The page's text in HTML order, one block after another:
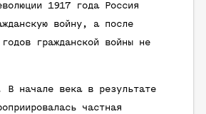
1917 года Россия
войну, а после
гражданской войны не
В начале века в результате
частная